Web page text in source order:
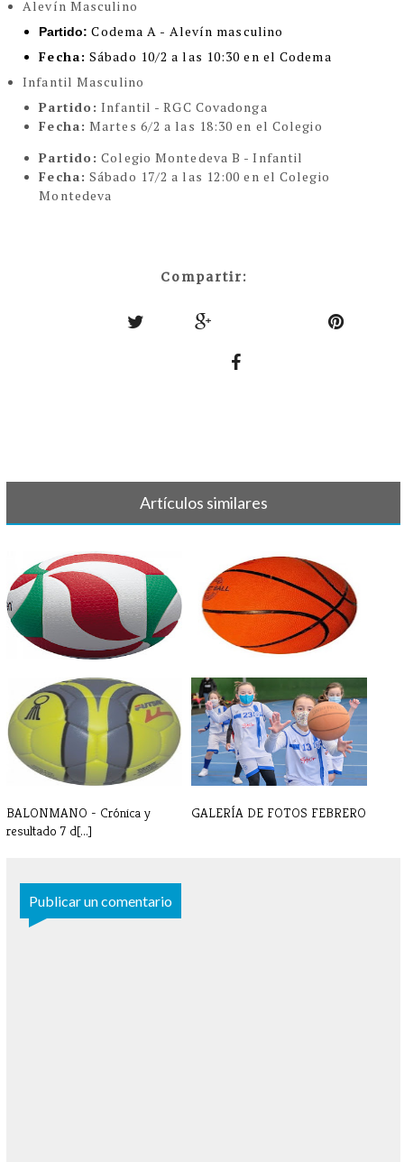
Alevín Masculino
Partido: Codema A - Alevín masculino
Fecha: Sábado 10/2 a las 10:30 en el Codema
Infantil Masculino
Partido: Infantil - RGC Covadonga
Fecha: Martes 6/2 a las 18:30 en el Colegio
Partido: Colegio Montedeva B - Infantil
Fecha: Sábado 17/2 a las 12:00 en el Colegio
Montedeva
Compartir:
Artículos similares
VOLEIBOL - Crónica y
resultados 7-8[...]
BALONCESTO - Crónicas y
resultados [...]
BALONMANO - Crónica y
resultado 7 d[...]
GALERÍA DE FOTOS FEBRERO
Publicar un comentario